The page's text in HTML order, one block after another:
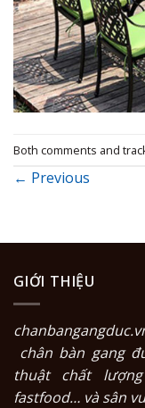
Both comments and
← Previous
GIỚI THIỆU
chân bàn gang
thuậtchất lượng
fastfood… và sân